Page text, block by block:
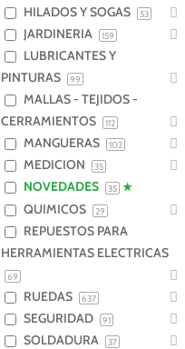
HILADOS Y SOGAS 53
JARDINERIA 159
LUBRICANTES Y
PINTURAS
99
MALLAS - TEJIDOS -
CERRAMIENTOS
112
MANGUERAS 102
MEDICION 35
NOVEDADES 35
QUIMICOS 29
REPUESTOS PARA
HERRAMIENTAS ELECTRICAS
69
RUEDAS 637
SEGURIDAD 91
SOLDADURA 37